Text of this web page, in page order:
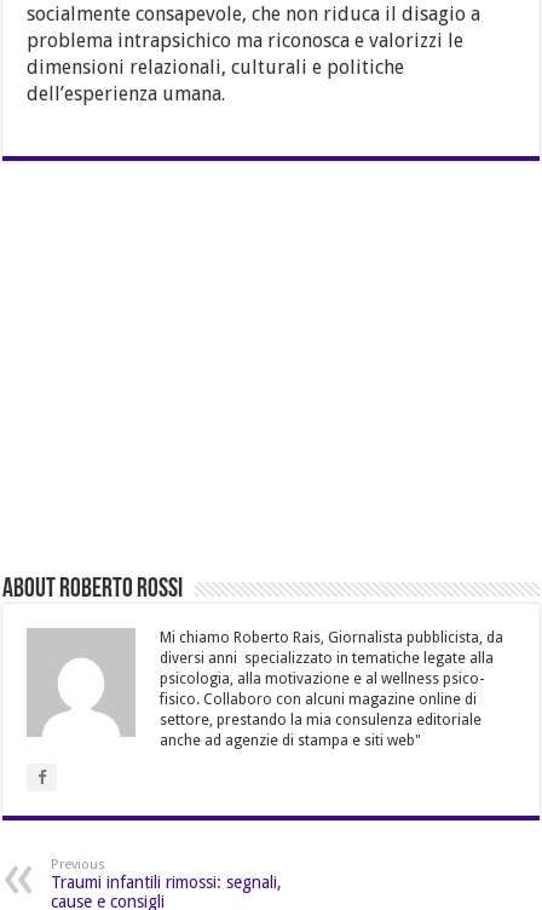
socialmente consapevole, che non riduca il disagio a
problema intrapsichico ma riconosca e valorizzi le
dimensioni relazionali, culturali e politiche
dell’esperienza umana.
About Roberto Rossi
Mi chiamo Roberto Rais, Giornalista pubblicista, da
diversi anni specializzato in tematiche legate alla
psicologia, alla motivazione e al wellness psico-
fisico. Collaboro con alcuni magazine online di
settore, prestando la mia consulenza editoriale
anche ad agenzie di stampa e siti web"
Previous
Traumi infantili rimossi: segnali,
cause e consigli